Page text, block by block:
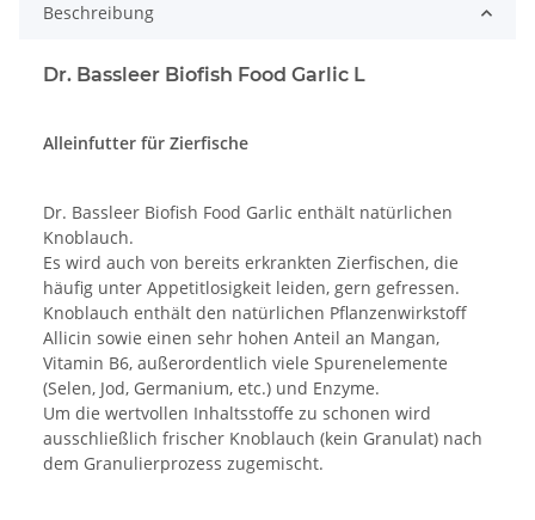
Beschreibung
Dr. Bassleer Biofish Food Garlic L
Alleinfutter für Zierfische
Dr. Bassleer Biofish Food Garlic enthält natürlichen
Knoblauch.
Es wird auch von bereits erkrankten Zierfischen, die
häufig unter Appetitlosigkeit leiden, gern gefressen.
Knoblauch enthält den natürlichen Pflanzenwirkstoff
Allicin sowie einen sehr hohen Anteil an Mangan,
Vitamin B6, außerordentlich viele Spurenelemente
(Selen, Jod, Germanium, etc.) und Enzyme.
Um die wertvollen Inhaltsstoffe zu schonen wird
ausschließlich frischer Knoblauch (kein Granulat) nach
dem Granulierprozess zugemischt.